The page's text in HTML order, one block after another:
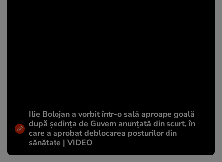
Ilie Bolojan a vorbit într-o sală aproape goală
după ședința de Guvern anunțată din scurt, în
care a aprobat deblocarea posturilor din
sănătate | VIDEO